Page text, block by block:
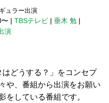
ュラー出演
| TBSテレビ | 垂木 勉 |
演
はどうする？」をコンセプ
や、番組から出演をお願い
をしている番組です。